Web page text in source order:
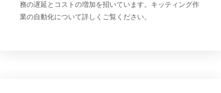
務の遅延とコストの増加を招いています。キッティング作
業の自動化について詳しくご覧ください。